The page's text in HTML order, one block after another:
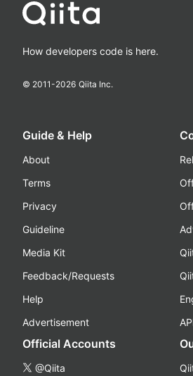
How developers code is here.
© 2011-2026 Qiita Inc.
Guide & Help
About
Terms
Privacy
Guideline
Media Kit
Feedback/Requests
Help
Advertisement
Official Accounts
@Qiita